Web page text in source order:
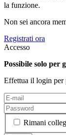
la funzione.
Non sei ancora
Registrati ora
Accesso
Possibile solo per
Effettua il login per
Rimani